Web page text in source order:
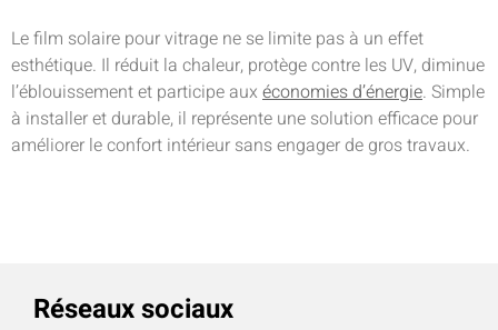
Le film solaire pour vitrage ne se limite pas à un effet
esthétique. Il réduit la chaleur, protège contre les UV, diminue
l’éblouissement et participe aux économies d’énergie. Simple
à installer et durable, il représente une solution efficace pour
améliorer le confort intérieur sans engager de gros travaux.
Réseaux sociaux